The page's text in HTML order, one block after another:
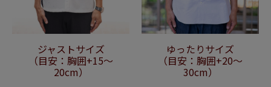
ジャストサイズ
（目安：胸囲+15〜
20cm）
ゆったりサイズ
（目安：胸囲+20〜
30cm）